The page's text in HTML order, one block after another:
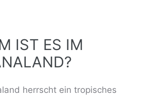
IST ES IM
herrscht ein tropisches